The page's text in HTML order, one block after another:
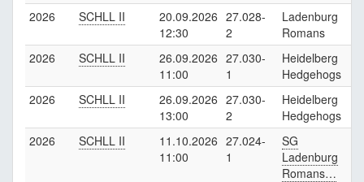
2026
SCHLL II
20.09.2026
12:30
27.028-
2
Ladenburg
Romans
2026
SCHLL II
26.09.2026
11:00
27.030-
1
Heidelberg
Hedgehogs
2026
SCHLL II
26.09.2026
13:00
27.030-
2
Heidelberg
Hedgehogs
2026
SCHLL II
11.10.2026
11:00
27.024-
1
SG
Ladenburg
Romans…